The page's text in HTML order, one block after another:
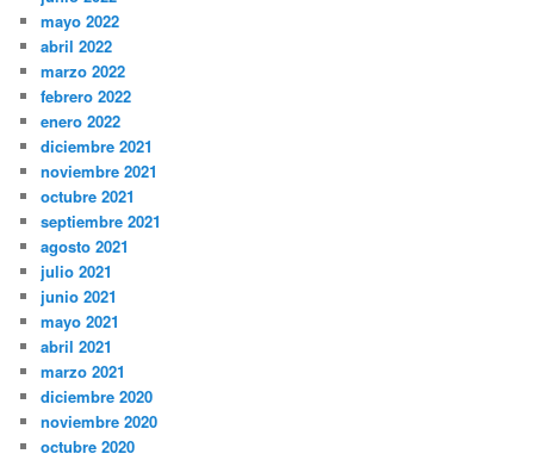
mayo 2022
abril 2022
marzo 2022
febrero 2022
enero 2022
diciembre 2021
noviembre 2021
octubre 2021
septiembre 2021
agosto 2021
julio 2021
junio 2021
mayo 2021
abril 2021
marzo 2021
diciembre 2020
noviembre 2020
octubre 2020